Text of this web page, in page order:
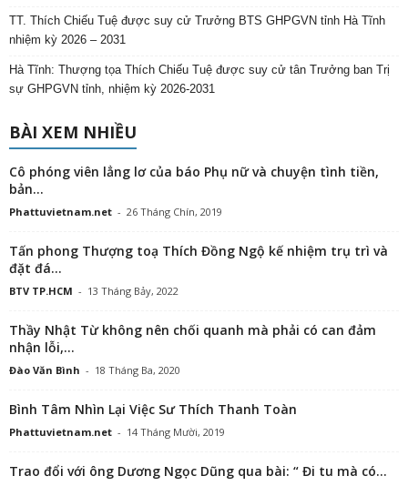
TT. Thích Chiếu Tuệ được suy cử Trưởng BTS GHPGVN tỉnh Hà Tĩnh
nhiệm kỳ 2026 – 2031
Hà Tĩnh: Thượng tọa Thích Chiếu Tuệ được suy cử tân Trưởng ban Trị
sự GHPGVN tỉnh, nhiệm kỳ 2026-2031
BÀI XEM NHIỀU
Cô phóng viên lẳng lơ của báo Phụ nữ và chuyện tình tiền,
bản...
Phattuvietnam.net - 26 Tháng Chín, 2019
Tấn phong Thượng toạ Thích Đồng Ngộ kế nhiệm trụ trì và
đặt đá...
BTV TP.HCM - 13 Tháng Bảy, 2022
Thầy Nhật Từ không nên chối quanh mà phải có can đảm
nhận lỗi,...
Đào Văn Bình - 18 Tháng Ba, 2020
Bình Tâm Nhìn Lại Việc Sư Thích Thanh Toàn
Phattuvietnam.net - 14 Tháng Mười, 2019
Trao đổi với ông Dương Ngọc Dũng qua bài: “ Đi tu mà có...